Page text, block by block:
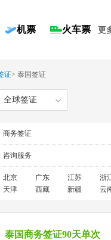
机票 火车票 更
证> 泰国签证
全球签证
商务签证
咨询服务
北京 广东 江苏 浙
天津 西藏 新疆 云
泰国商务签证90天单次